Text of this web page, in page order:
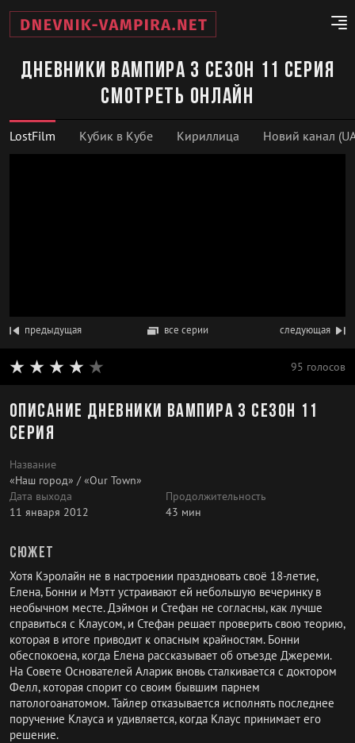
Дневники вампира 3 сезон 11 серия
смотреть онлайн
LostFilm Кубик в Кубе Кириллица Новий канал
предыдущая все серии следующая
95 голосов
Описание Дневники вампира 3 сезон 11
серия
Название
«Наш город» / «Our Town»
Дата выхода
11 января 2012
Продолжительность
43 мин
Сюжет
Хотя Кэролайн не в настроении праздновать своё 18-летие,
Елена, Бонни и Мэтт устраивают ей небольшую вечеринку в
необычном месте. Дэймон и Стефан не согласны, как лучше
справиться с Клаусом, и Стефан решает проверить свою теорию,
которая в итоге приводит к опасным крайностям. Бонни
обеспокоена, когда Елена рассказывает об отъезде Джереми.
На Совете Основателей Аларик вновь сталкивается с доктором
Фелл, которая спорит со своим бывшим парнем
патологоанатомом. Тайлер отказывается исполнять последнее
поручение Клауса и удивляется, когда Клаус принимает его
решение.